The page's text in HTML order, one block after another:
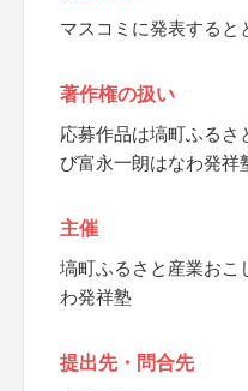
マスコミに発表すると
著作権の扱い
応募作品は塙町ふるさ
び富永一朗はなわ発祥
主催
塙町ふるさと産業おこ
わ発祥塾
提出先・問合先